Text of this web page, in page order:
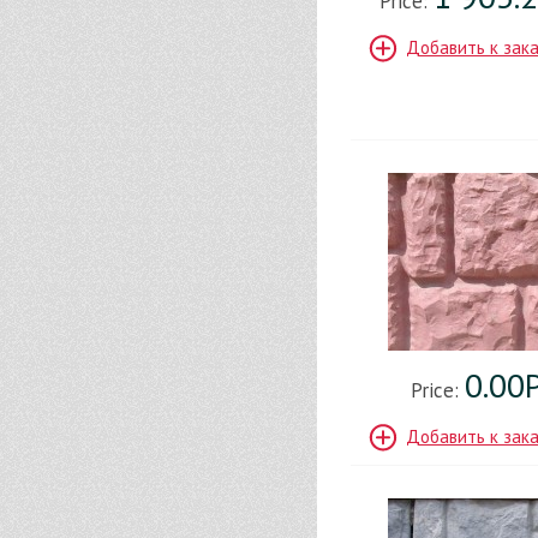
Добавить к
Price:
Добавить к